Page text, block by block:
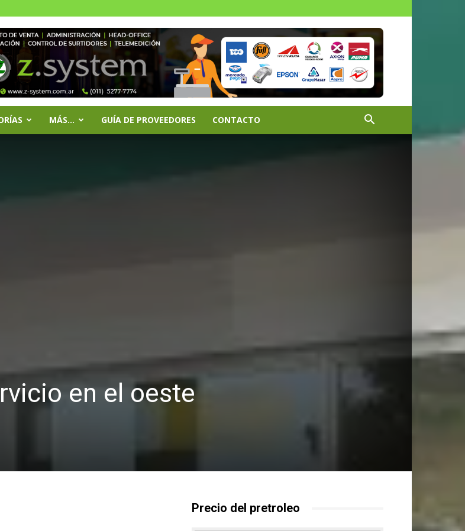
MÁS… GUÍA DE PROVEEDORES CONTACTO
en el oeste
Precio del pretroleo